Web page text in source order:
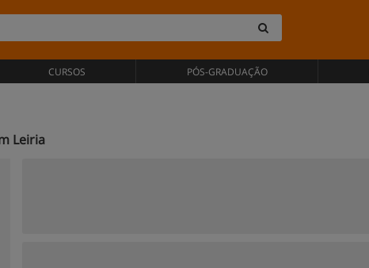
CURSOS PÓS-GRADUAÇÃO
Leiria